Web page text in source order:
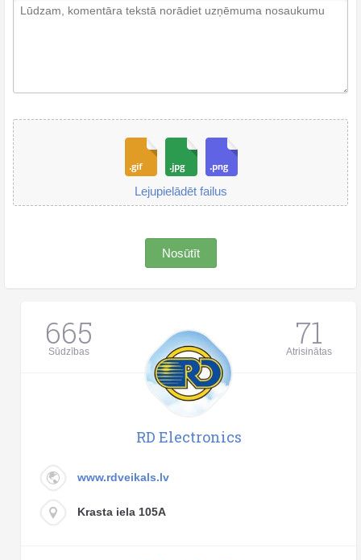
Lejupielādēt failus
Nosūtīt
665
Sūdzības 71
Atrisinātas
RD Electronics
www.rdveikals.lv
Krasta iela 105A